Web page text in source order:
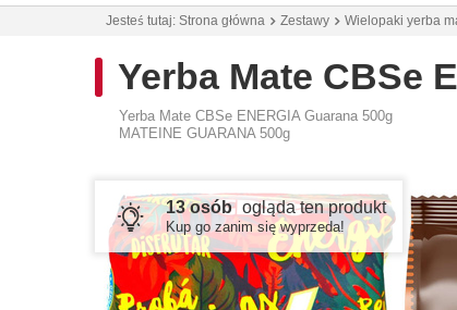
Jesteś tutaj: Strona główna Zestawy Wielopaki yerba
Yerba Mate CBSe
Yerba Mate CBSe ENERGIA Guarana 500g
MATEINE GUARANA 500g
13 osób ogląda ten produkt
Kup go zanim się wyprzeda!